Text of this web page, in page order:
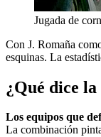
Jugada de
Con J. Romaña
esquinas. La
¿Qué dice
Los equipos que
La combinación